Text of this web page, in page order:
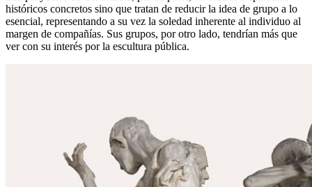
históricos concretos sino que tratan de reducir la idea de grupo a lo
esencial, representando a su vez la soledad inherente al individuo al
margen de compañías. Sus grupos, por otro lado, tendrían más que
ver con su interés por la escultura pública.